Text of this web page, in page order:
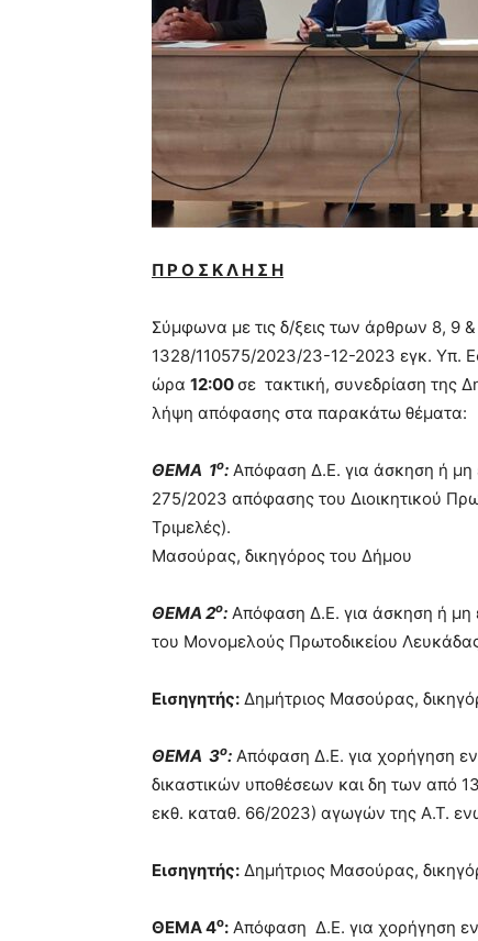
Π Ρ Ο Σ Κ Λ Η Σ Η
Σύμφωνα με τις δ/ξεις των άρθρων 8, 9
1328/110575/2023/23-12-2023 εγκ. Υπ.
ώρα 12:00 σε τακτική, συνεδρίαση της
λήψη απόφασης στα παρακάτω θέματα:
ΘΕΜΑ 1ο: Απόφαση Δ.Ε. για άσκηση ή μη
275/2023 απόφασης του Διοικητικού
Μασούρας, δικηγόρος του Δήμου
ΘΕΜΑ 2ο: Απόφαση Δ.Ε. για άσκηση ή μη
του Μονομελούς Πρωτοδικείου
Εισηγητής: Δημήτριος Μασούρας,
ΘΕΜΑ 3ο: Απόφαση Δ.Ε. για χορήγηση
δικαστικών υποθέσεων και δη των από
εκθ. καταθ. 66/2023) αγωγών της Α.Τ.
Εισηγητής: Δημήτριος Μασούρας,
ΘΕΜΑ 4ο: Απόφαση Δ.Ε. για χορήγηση